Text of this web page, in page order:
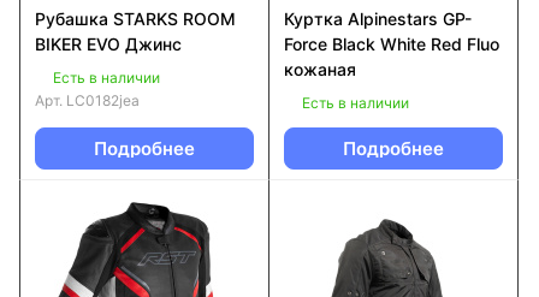
Рубашка STARKS ROOM
BIKER EVO Джинс
Есть в наличии
Арт. LC0182jea
Подробнее
Куртка Alpinestars GP-
Force Black White Red Fluo
кожаная
Есть в наличии
Подробнее